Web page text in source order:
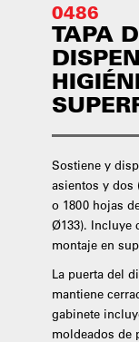
0486
TAPA
Sostiene y
asientos y dos
o 1800 hojas
Ø133). Incluye
montaje en
La puerta del
mantiene
gabinete
moldeados de